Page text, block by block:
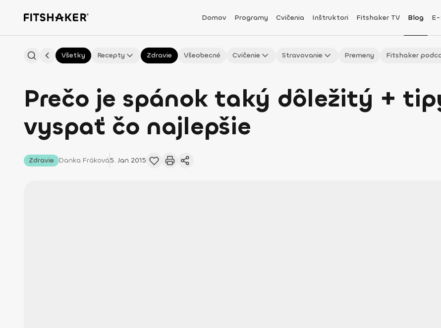
Domov Programy Cvičenia Inštruktori Fitshaker TV Blog
Všetky Recepty Zdravie Všeobecné Cvičenie Stravovanie Premeny Fitshaker
Prečo je spánok taký dôležitý +
vyspať čo najlepšie
Zdravie Danka Fráková5. Jan 2015